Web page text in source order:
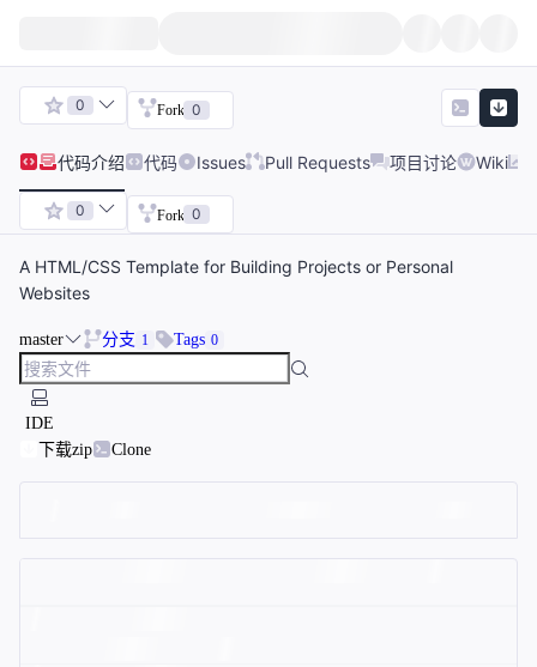
0 Fork 0
代码介绍 代码 Issues Pull Requests 项目讨论 Wiki
0 Fork 0
A HTML/CSS Template for Building Projects or Personal
Websites
master 分支 1 Tags 0
IDE
下载zip
Clone